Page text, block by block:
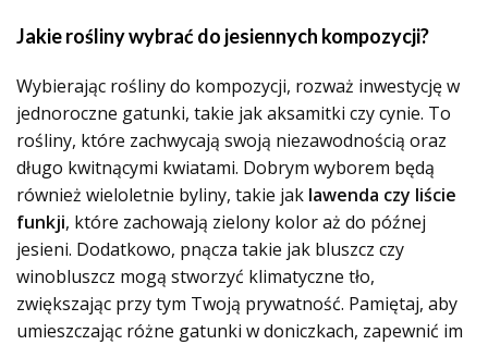
Jakie rośliny wybrać do jesiennych kompozycji?
Wybierając rośliny do kompozycji, rozważ inwestycję w
jednoroczne gatunki, takie jak aksamitki czy cynie. To
rośliny, które zachwycają swoją niezawodnością oraz
długo kwitnącymi kwiatami. Dobrym wyborem będą
również wieloletnie byliny, takie jak lawenda czy liście
funkji, które zachowają zielony kolor aż do późnej
jesieni. Dodatkowo, pnącza takie jak bluszcz czy
winobluszcz mogą stworzyć klimatyczne tło,
zwiększając przy tym Twoją prywatność. Pamiętaj, aby
umieszczając różne gatunki w doniczkach, zapewnić im